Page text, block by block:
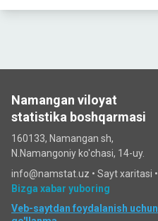
Namangan viloyat
statistika boshqarmasi
160133, Namangan sh,
N.Namangoniy ko'chasi, 14-uy.
info@namstat.uz • Sayt xaritasi •
Bizga xabar yuboring
Veb-saytdan foydalanish uchun